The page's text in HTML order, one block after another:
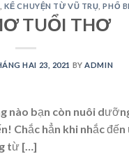
KỂ CHUYỆN TỪ VŨ TRỤ ,PHỔ
TUỔI THƠ
HAI 23, 2021 BYADMIN
bạn còn nuôi
Chắc hẳn khi nhắc
từ […]